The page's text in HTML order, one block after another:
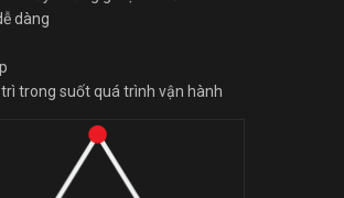
dàng
trì trong suốt quá trình vận hành